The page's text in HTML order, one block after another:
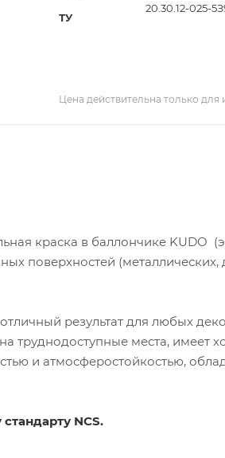
ТУ
20.30.12-025-
Цена действительна только для
краска в баллончике KUDO
поверхностей (металлических,
результат для любых
труднодоступные места, имеет
и атмосферостойкостью,
NCS.